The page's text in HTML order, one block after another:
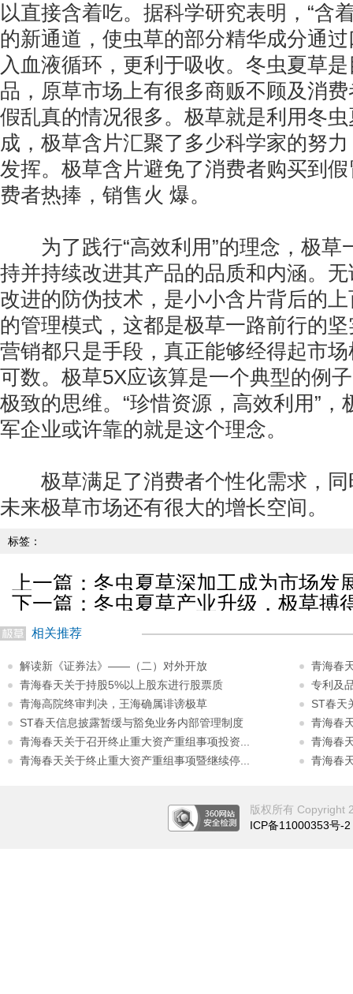
以直接含着吃。据科学研究表明，“含
的新通道，使虫草的部分精华成分通
入血液循环，更利于吸收。冬虫夏草
品，原草市场上有很多商贩不顾及消
假乱真的情况很多。极草就是利用冬
成，极草含片汇聚了多少科学家的努
发挥。极草含片避免了消费者购买到
费者热捧，销售火 爆。
为了践行“高效利用”的理念，极草
持并持续改进其产品的品质和内涵。
改进的防伪技术，是小小含片背后的
的管理模式，这都是极草一路前行的
营销都只是手段，真正能够经得起市
可数。极草5X应该算是一个典型的例
极致的思维。“珍惜资源，高效利用”
军企业或许靠的就是这个理念。
极草满足了消费者个性化需求，同
未来极草市场还有很大的增长空间。
标签：
上一篇： 冬虫夏草深加工成为市场发
下一篇： 冬虫夏草产业升级，极草搏
相关推荐
解读新《证券法》——（二）对外开放
青海春
青海春天关于持股5%以上股东进行股票质
专利及
青海高院终审判决，王海确属诽谤极草
ST春天
ST春天信息披露暂缓与豁免业务内部管理制度
青海春
青海春天关于召开终止重大资产重组事项投资...
青海春
青海春天关于终止重大资产重组事项暨继续停...
青海春
版权所有 Copyright
ICP备11000353号-2